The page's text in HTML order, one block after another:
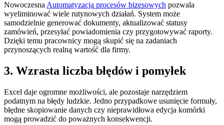
NowoczesnaAutomatyzacja procesów bizesowych pozwala
wyeliminować wiele rutynowych działań. System może
samodzielnie generować dokumenty, aktualizować statusy
zamówień, przesyłać powiadomienia czy przygotowywać raporty.
Dzięki temu pracownicy mogą skupić się na zadaniach
przynoszących realną wartość dla firmy.
3. Wzrasta liczba błędów i pomyłek
Excel daje ogromne możliwości, ale pozostaje narzędziem
podatnym na błędy ludzkie. Jedno przypadkowe usunięcie formuły,
błędne skopiowanie danych czy nieprawidłowa edycja komórki
mogą prowadzić do poważnych konsekwencji.